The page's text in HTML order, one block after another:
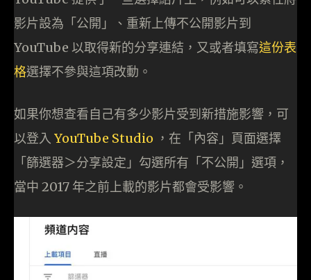
影片設為「公開」、重新上傳不公開影片到
YouTube 以取得新的分享連結，又或者填寫這份表
格選擇不參與這項改動。
如果你想查看自己有多少影片受到新措施影響，可
以登入 YouTube Studio ，在「內容」頁面選擇
「篩選器＞分享設定」勾選所有「不公開」選項，
當中 2017 年之前上載的影片都會受影響。